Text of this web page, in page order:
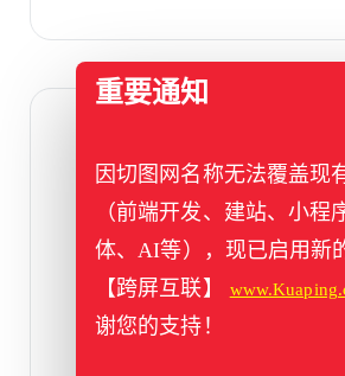
Varna
varna-drac是一个免费的APP应
这个风格用于搭建任何APP网站
改简单方便。
重要通知
因切图网名称无法覆盖现
（前端开发、建站、小程
体、AI等），现已启用新
【跨屏互联】
谢您的支持！